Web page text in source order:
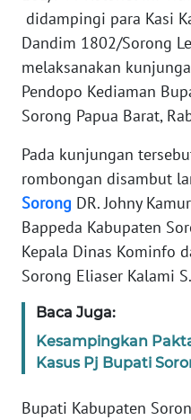
didampingi para Kasi
Dandim 1802/Sorong
melaksanakan
Pendopo Kediaman
Sorong Papua Barat,
Pada kunjungan
rombongan disambut
Sorong DR. Johny
Bappeda Kabupaten
Kepala Dinas Kominfo
Sorong Eliaser Kalami
Baca Juga:
Kesampingkan
Kasus Pj Bupati
Bupati Kabupaten
INFO
IKLAN
TENTANG
KAMI
PEDOMAN
SIBER
REDAKSI
KARIR
Wahana
Regional